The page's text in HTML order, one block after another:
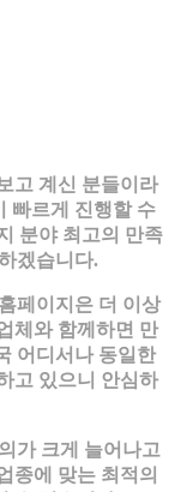
고 계신 분들이라
빠르게 진행할 수
분야 최고의 만족
겠습니다.
페이지은 더 이상
체와 함께하면 만
어디서나 동일한
고 있으니 안심하
가 크게 늘어나고
종에 맞는 최적의